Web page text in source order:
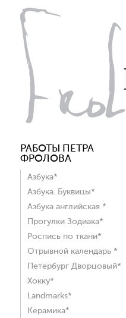
РАБОТЫ ПЕТРА
ФРОЛОВА
Азбука*
Азбука. Буквицы*
Азбука английская *
Прогулки Зодиака*
Роспись по ткани*
Отрывной календарь *
Петербург Дворцовый*
Хокку*
Landmarks*
Керамика*